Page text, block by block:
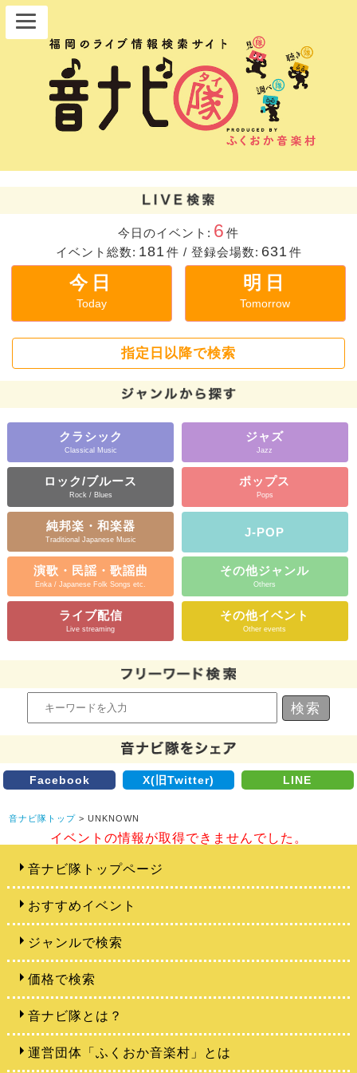
今日のイベント: 6 件
イベント総数: 181 件 / 登録会場数: 631 件
今日
Today
明日
Tomorrow
指定日以降で検索
クラシック
Classical Music
ジャズ
Jazz
ロック/ブルース
Rock / Blues
ポップス
Pops
純邦楽・和楽器
Traditional Japanese Music
J-POP
演歌・民謡・歌謡曲
Enka / Japanese Folk Songs etc.
その他ジャンル
Others
ライブ配信
Live streaming
その他イベント
Other events
Facebook X(旧Twitter) LINE
音ナビ隊トップ > UNKNOWN
イベントの情報が取得できませんでした。
音ナビ隊トップページ
おすすめイベント
ジャンルで検索
価格で検索
音ナビ隊とは？
運営団体「ふくおか音楽村」とは